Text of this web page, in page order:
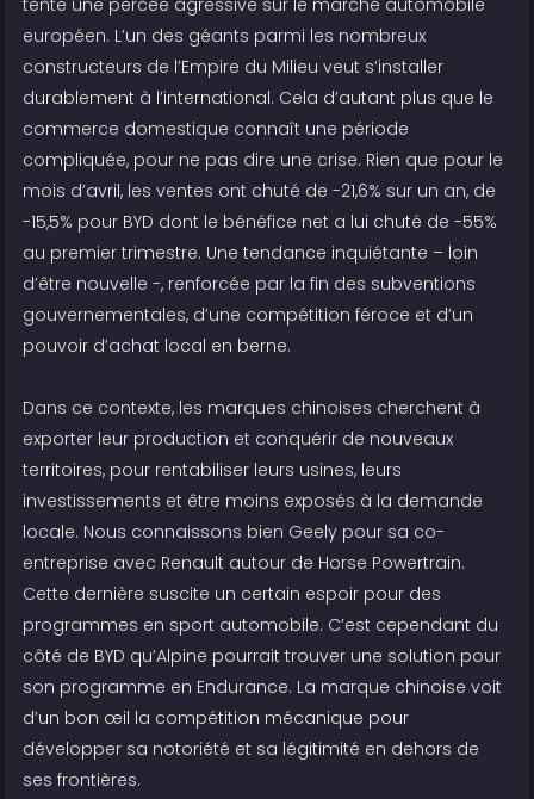
européen. L’un des géants parmi les nombreux
constructeurs de l’Empire du Milieu veut s’installer
durablement à l’international. Cela d’autant plus que le
commerce domestique connaît une période
compliquée, pour ne pas dire une crise. Rien que pour le
mois d’avril, les ventes ont chuté de -21,6% sur un an, de
-15,5% pour BYD dont le bénéfice net a lui chuté de -55%
au premier trimestre. Une tendance inquiétante – loin
d’être nouvelle -, renforcée par la fin des subventions
gouvernementales, d’une compétition féroce et d’un
pouvoir d’achat local en berne.
Dans ce contexte, les marques chinoises cherchent à
exporter leur production et conquérir de nouveaux
territoires, pour rentabiliser leurs usines, leurs
investissements et être moins exposés à la demande
locale. Nous connaissons bien Geely pour sa co-
entreprise avec Renault autour de Horse Powertrain.
Cette dernière suscite un certain espoir pour des
programmes en sport automobile. C’est cependant du
côté de BYD qu’Alpine pourrait trouver une solution pour
son programme en Endurance. La marque chinoise voit
d’un bon œil la compétition mécanique pour
développer sa notoriété et sa légitimité en dehors de
ses frontières.